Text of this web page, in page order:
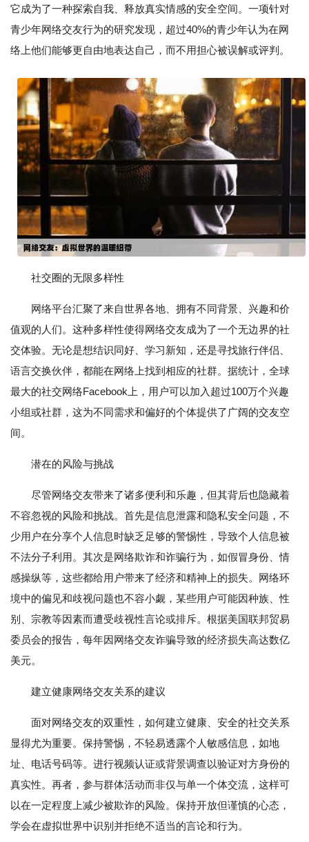
它成为了一种探索自我、释放真实情感的安全空间。一项针对
青少年网络交友行为的研究发现，超过40%的青少年认为在网
络上他们能够更自由地表达自己，而不用担心被误解或评判。
社交圈的无限多样性
网络平台汇聚了来自世界各地、拥有不同背景、兴趣和价
值观的人们。这种多样性使得网络交友成为了一个无边界的社
交体验。无论是想结识同好、学习新知，还是寻找旅行伴侣、
语言交换伙伴，都能在网络上找到相应的社群。据统计，全球
最大的社交网络Facebook上，用户可以加入超过100万个兴趣
小组或社群，这为不同需求和偏好的个体提供了广阔的交友空
间。
潜在的风险与挑战
尽管网络交友带来了诸多便利和乐趣，但其背后也隐藏着
不容忽视的风险和挑战。首先是信息泄露和隐私安全问题，不
少用户在分享个人信息时缺乏足够的警惕性，导致个人信息被
不法分子利用。其次是网络欺诈和诈骗行为，如假冒身份、情
感操纵等，这些都给用户带来了经济和精神上的损失。网络环
境中的偏见和歧视问题也不容小觑，某些用户可能因种族、性
别、宗教等因素而遭受歧视性言论或排斥。根据美国联邦贸易
委员会的报告，每年因网络交友诈骗导致的经济损失高达数亿
美元。
建立健康网络交友关系的建议
面对网络交友的双重性，如何建立健康、安全的社交关系
显得尤为重要。保持警惕，不轻易透露个人敏感信息，如地
址、电话号码等。进行视频认证或背景调查以验证对方身份的
真实性。再者，参与群体活动而非仅与单一个体交流，这样可
以在一定程度上减少被欺诈的风险。保持开放但谨慎的心态，
学会在虚拟世界中识别并拒绝不适当的言论和行为。